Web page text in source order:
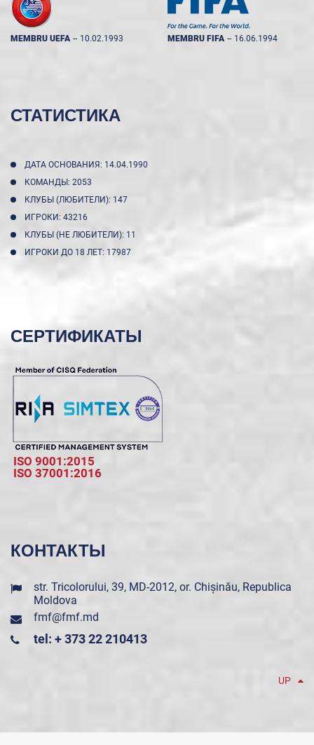
MEMBRU UEFA -- 10.02.1993 MEMBRU FIFA -- 16.06.1994
СТАТИСТИКА
ДАТА ОСНОВАНИЯ: 14.04.1990
КОМАНДЫ: 2053
КЛУБЫ (ЛЮБИТЕЛИ): 147
ИГРОКИ: 43216
КЛУБЫ (НЕ ЛЮБИТЕЛИ): 11
ИГРОКИ ДО 18 ЛЕТ: 17987
СЕРТИФИКАТЫ
ISO 9001:2015
ISO 37001:2016
КОНТАКТЫ
str. Tricolorului, 39, MD-2012, or. Chișinău, Republica
Moldova
fmf@fmf.md
tel: + 373 22 210413
UP